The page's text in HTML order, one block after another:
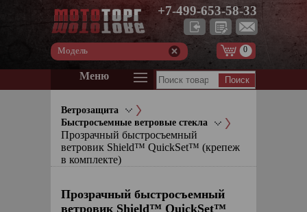
+7-499-653-58-33
Модель 0
Меню
Ветрозащита
Быстросъемные ветровые стекла
Прозрачный быстросъемный
ветровик Shield™ QuickSet™ (крепеж
в комплекте)
Прозрачный быстросъемный
ветровик Shield™ QuickSet™